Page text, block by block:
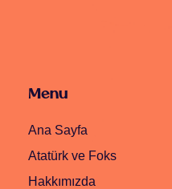
Menu
Ana Sayfa
Atatürk ve Foks
Hakkımızda